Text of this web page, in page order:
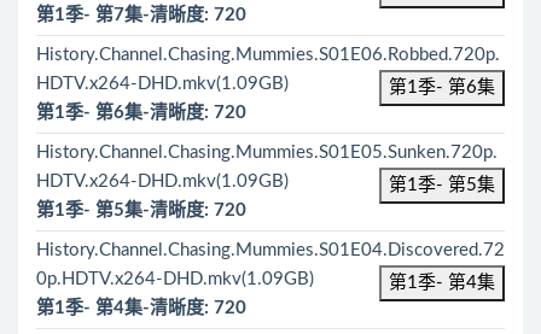
第1季- 第7集-清晰度: 720
History.Channel.Chasing.Mummies.S01E06.Robbed.720p.
HDTV.x264-DHD.mkv(1.09GB)
第1季- 第6集
第1季- 第6集-清晰度: 720
History.Channel.Chasing.Mummies.S01E05.Sunken.720p.
HDTV.x264-DHD.mkv(1.09GB)
第1季- 第5集
第1季- 第5集-清晰度: 720
History.Channel.Chasing.Mummies.S01E04.Discovered.72
0p.HDTV.x264-DHD.mkv(1.09GB)
第1季- 第4集
第1季- 第4集-清晰度: 720